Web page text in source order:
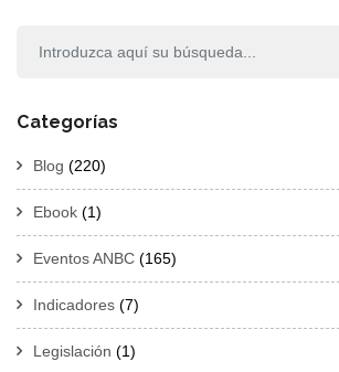
Categorías
Blog (220)
Ebook (1)
Eventos ANBC (165)
Indicadores (7)
Legislación (1)